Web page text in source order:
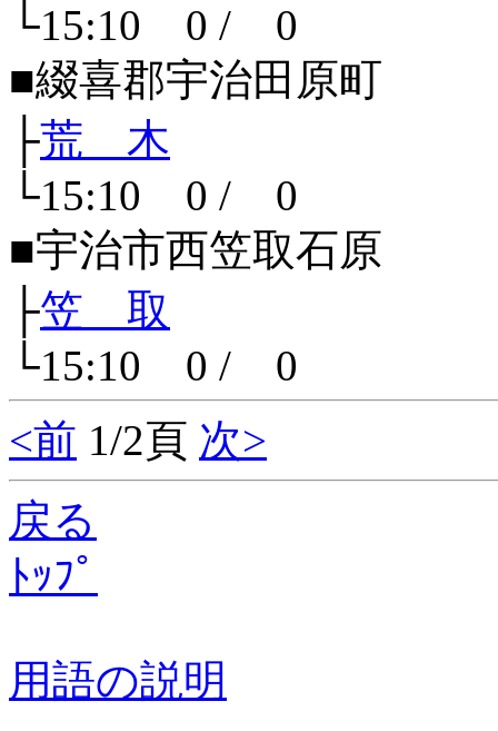
└15:10 0 / 0
■綴喜郡宇治田原町
├荒 木
└15:10 0 / 0
■宇治市西笠取石原
├笠 取
└15:10 0 / 0
<前 1/2頁 次>
戻る
ﾄｯﾌﾟ
用語の説明